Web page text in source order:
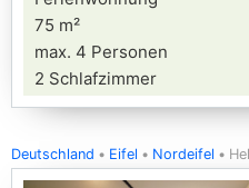
75 m²
max. 4 Personen
2 Schlafzimmer
Deutschland Eifel Nordeifel